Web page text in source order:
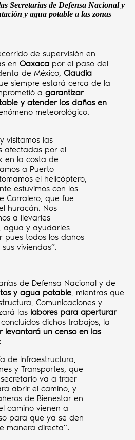
Secretarías de Defensa Nacional y
y agua potable a las zonas
de supervisión en
en Oaxaca por el paso del
de México, Claudia
siempre estará cerca de la
a garantizar
y atender los daños en
meteorológico.
visitamos las
afectadas por el
en la costa de
a Puerto
el helicóptero,
estuvimos con los
Corralero, que fue
huracán. Nos
a llevarles
agua y ayudarles
pues todos los daños
viviendas”.
de Defensa Nacional y de
y agua potable, mientras que
Comunicaciones y
las labores para aperturar
dichos trabajos, la
levantará un censo en las
de Infraestructura,
y Transportes, que
va a traer
abrir el camino, y
de Bienestar en
camino vienen a
para que ya se den
manera directa”.